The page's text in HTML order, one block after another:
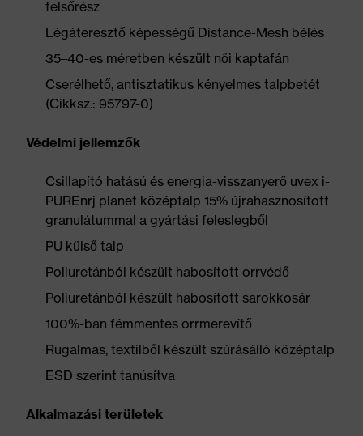
felsőrész
Légáteresztő képességű Distance-Mesh bélés
35–40-es méretben készült női kaptafán
Cserélhető, antisztatikus kényelmes talpbetét
(Cikksz.: 95797-0)
Védelmi jellemzők
Csillapító hatású és energia-visszanyerő uvex i-
PUREnrj planet középtalp 15% újrahasznosított
granulátummal a gyártási feleslegből
PU külső talp
Poliuretánból készült habosított orrvédő
Poliuretánból készült habosított sarokkosár
100%-ban fémmentes orrmerevítő
Rugalmas, textilből készült szúrásálló középtalp
ESD szerint tanúsítva
Alkalmazási területek